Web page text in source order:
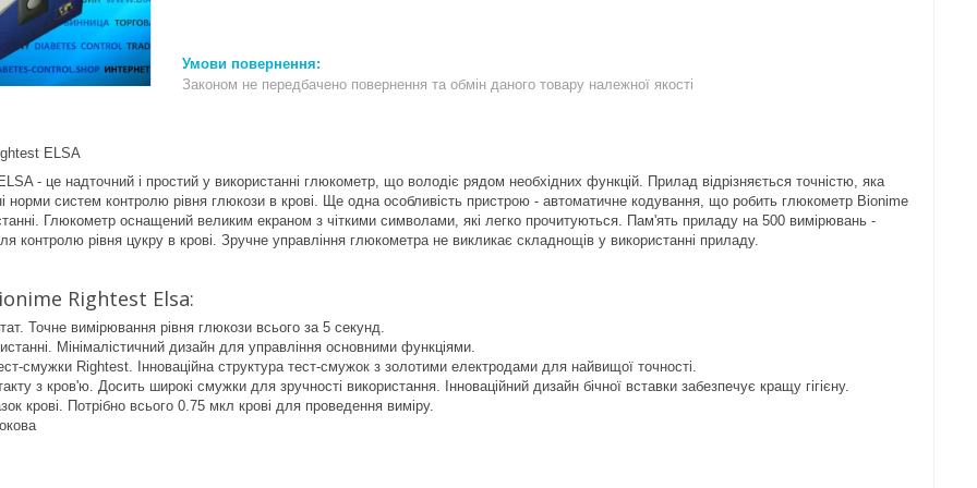
Законом не передбачено повернення та обмін даного товару належної якості
ELSA
- це надточний і простий у використанні глюкометр, що володіє рядом необхідних функцій. Прилад відрізняється точністю, яка
норми систем контролю рівня глюкози в крові. Ще одна особливість пристрою - автоматичне кодування, що робить глюкометр Bionime
Глюкометр оснащений великим екраном з чіткими символами, які легко прочитуються. Пам'ять приладу на 500 вимірювань -
контролю рівня цукру в крові. Зручне управління глюкометра не викликає складнощів у використанні приладу.
Rightest Elsa:
Точне вимірювання рівня глюкози всього за 5 секунд.
Мінімалістичний дизайн для управління основними функціями.
смужки Rightest. Інноваційна структура тест-смужок з золотими електродами для найвищої точності.
з кров'ю. Досить широкі смужки для зручності використання. Інноваційний дизайн бічної вставки забезпечує кращу гігієну.
крові. Потрібно всього 0.75 мкл крові для проведення виміру.